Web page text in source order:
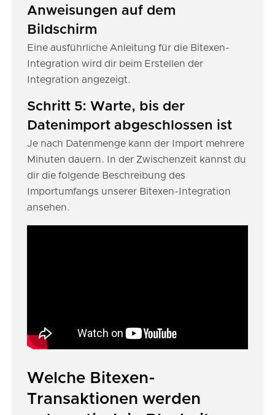
Anweisungen auf dem
Bildschirm
Eine ausführliche Anleitung für die Bitexen-
Integration wird dir beim Erstellen der
Integration angezeigt.
Schritt 5: Warte, bis der
Datenimport abgeschlossen ist
Je nach Datenmenge kann der Import mehrere
Minuten dauern. In der Zwischenzeit kannst du
dir die folgende Beschreibung des
Importumfangs unserer Bitexen-Integration
ansehen.
Welche Bitexen-
Transaktionen werden